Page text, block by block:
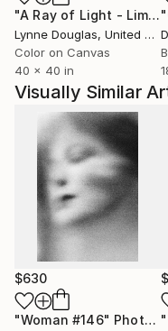
"A Ray of Light - Limited Edition of 10"
Lynne Douglas, United Kingdom
Color on Canvas
40 x 40 in
Visually Similar
$630
"Woman #146" Photograph